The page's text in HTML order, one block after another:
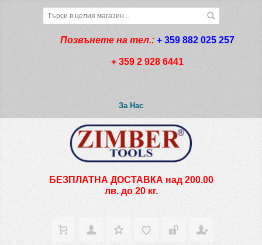
Позвънете на тел.: + 359 882 025 257
+ 359 2 928 6441
За Нас
БЕЗПЛАТНА ДОСТАВКА над 200.00
лв. до 20 кг.